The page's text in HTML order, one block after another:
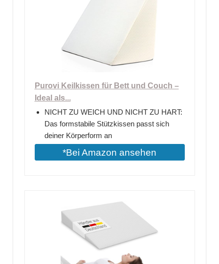
Purovi Keilkissen für Bett und Couch –
Ideal als...
NICHT ZU WEICH UND NICHT ZU HART:
Das formstabile Stützkissen passt sich
deiner Körperform an
*Bei Amazon ansehen